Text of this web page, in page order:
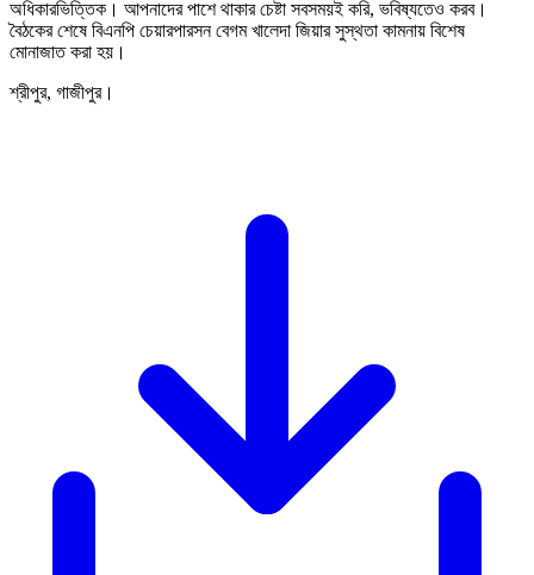
অধিকারভিত্তিক। আপনাদের পাশে থাকার চেষ্টা সবসময়ই করি, ভবিষ্যতেও করব।
বৈঠকের শেষে বিএনপি চেয়ারপারসন বেগম খালেদা জিয়ার সুস্থতা কামনায় বিশেষ
মোনাজাত করা হয়।
শ্রীপুর, গাজীপুর।